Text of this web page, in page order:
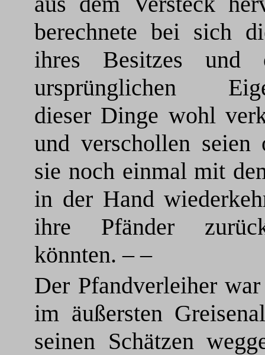
berechnete bei sich
ihres Besitzes und
ursprünglichen
dieser Dinge wohl
und verschollen seien
sie noch einmal mit
in der Hand
ihre Pfänder
könnten. – –
Der Pfandverleiher
im äußersten
seinen Schätzen